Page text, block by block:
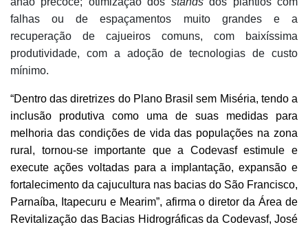
falhas ou de espaçamentos muito grandes e a
recuperação de cajueiros comuns, com baixíssima
produtividade, com a adoção de tecnologias de custo
mínimo.
“Dentro das diretrizes do Plano Brasil sem Miséria, tendo a
inclusão produtiva como uma de suas medidas para
melhoria das condições de vida das populações na zona
rural, tornou-se importante que a Codevasf estimule e
execute ações voltadas para a implantação, expansão e
fortalecimento da cajucultura nas bacias do São Francisco,
Parnaíba, Itapecuru e Mearim”, afirma o diretor da Área de
Revitalização das Bacias Hidrográficas da Codevasf, José